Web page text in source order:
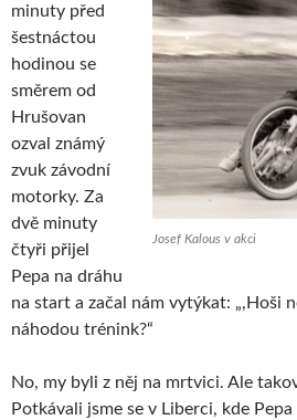
Josef Kalous v akci
minuty před
šestnáctou
hodinou se
směrem od
Hrušovan
ozval známý
zvuk závodní
motorky. Za
dvě minuty
čtyři přijel
Pepa na dráhu
na start a začal nám vytýkat: „,Hoši
náhodou trénink?“
No, my byli z něj na mrtvici. Ale
Potkávali jsme se v Liberci, kde